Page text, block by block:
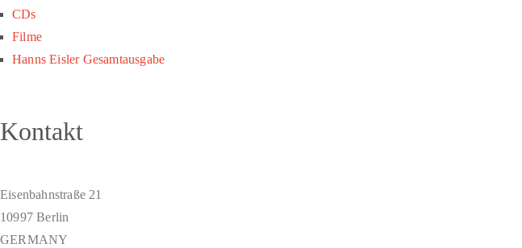
CDs
Filme
Hanns Eisler Gesamtausgabe
Kontakt
Eisenbahnstraße 21
10997 Berlin
GERMANY